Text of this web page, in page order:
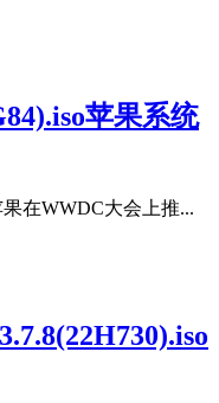
苹果系统
果在WWDC大会上推...